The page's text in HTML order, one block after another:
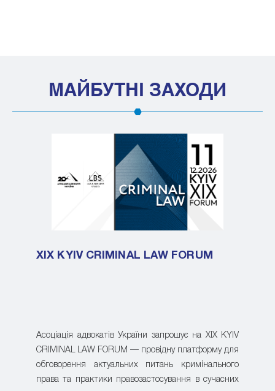
МАЙБУТНІ ЗАХОДИ
XIX KYIV CRIMINAL LAW FORUM
Асоціація адвокатів України запрошує на XIX KYIV
CRIMINAL LAW FORUM — провідну платформу для
обговорення актуальних питань кримінального
права та практики правозастосування в сучасних